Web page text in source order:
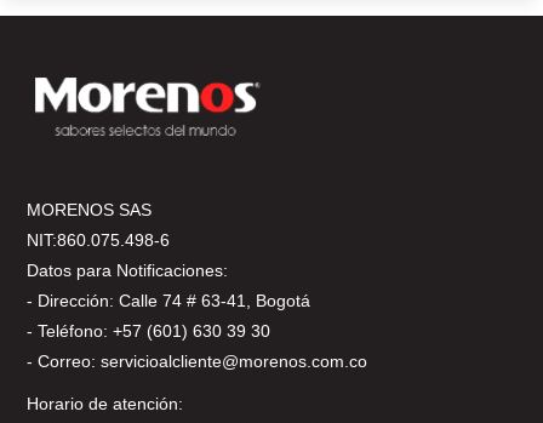
MORENOS SAS
NIT:860.075.498-6
Datos para Notificaciones:
- Dirección: Calle 74 # 63-41, Bogotá
- Teléfono: +57 (601) 630 39 30
- Correo: servicioalcliente@morenos.com.co
Horario de atención: